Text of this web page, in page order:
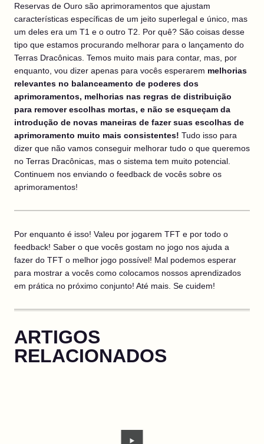
Reservas de Ouro são aprimoramentos que ajustam
características específicas de um jeito superlegal e único, mas
um deles era um T1 e o outro T2. Por quê? São coisas desse
tipo que estamos procurando melhorar para o lançamento do
Terras Dracônicas. Temos muito mais para contar, mas, por
enquanto, vou dizer apenas para vocês esperarem melhorias
relevantes no balanceamento de poderes dos
aprimoramentos, melhorias nas regras de distribuição
para remover escolhas mortas, e não se esqueçam da
introdução de novas maneiras de fazer suas escolhas de
aprimoramento muito mais consistentes! Tudo isso para
dizer que não vamos conseguir melhorar tudo o que queremos
no Terras Dracônicas, mas o sistema tem muito potencial.
Continuem nos enviando o feedback de vocês sobre os
aprimoramentos!
Por enquanto é isso! Valeu por jogarem TFT e por todo o
feedback! Saber o que vocês gostam no jogo nos ajuda a
fazer do TFT o melhor jogo possível! Mal podemos esperar
para mostrar a vocês como colocamos nossos aprendizados
em prática no próximo conjunto! Até mais. Se cuidem!
ARTIGOS
RELACIONADOS